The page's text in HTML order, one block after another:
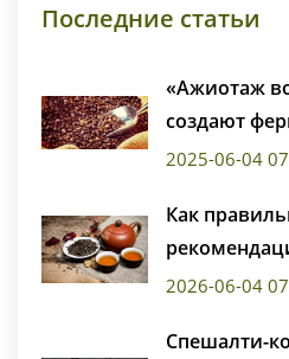
Последние статьи
«Ажиотаж
создают
2025-06-04
Как
2026-06-04
Спешалти-